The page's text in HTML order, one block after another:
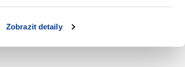
Zobrazit detaily
financí
submenu
EU
submenu